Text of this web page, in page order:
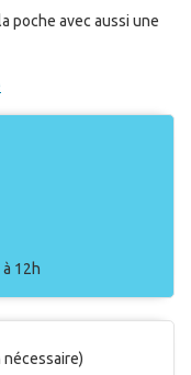
poche avec aussi une
12h